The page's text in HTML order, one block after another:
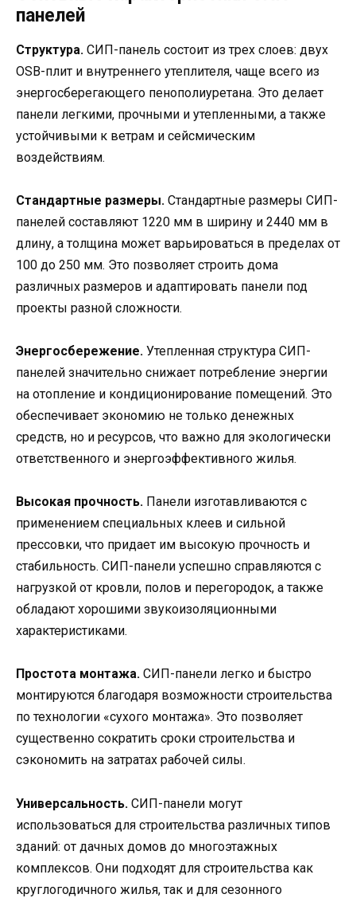
панелей
Структура. СИП-панель состоит из трех слоев: двух
OSB-плит и внутреннего утеплителя, чаще всего из
энергосберегающего пенополиуретана. Это делает
панели легкими, прочными и утепленными, а также
устойчивыми к ветрам и сейсмическим
воздействиям.
Стандартные размеры. Стандартные размеры СИП-
панелей составляют 1220 мм в ширину и 2440 мм в
длину, а толщина может варьироваться в пределах от
100 до 250 мм. Это позволяет строить дома
различных размеров и адаптировать панели под
проекты разной сложности.
Энергосбережение. Утепленная структура СИП-
панелей значительно снижает потребление энергии
на отопление и кондиционирование помещений. Это
обеспечивает экономию не только денежных
средств, но и ресурсов, что важно для экологически
ответственного и энергоэффективного жилья.
Высокая прочность. Панели изготавливаются с
применением специальных клеев и сильной
прессовки, что придает им высокую прочность и
стабильность. СИП-панели успешно справляются с
нагрузкой от кровли, полов и перегородок, а также
обладают хорошими звукоизоляционными
характеристиками.
Простота монтажа. СИП-панели легко и быстро
монтируются благодаря возможности строительства
по технологии «сухого монтажа». Это позволяет
существенно сократить сроки строительства и
сэкономить на затратах рабочей силы.
Универсальность. СИП-панели могут
использоваться для строительства различных типов
зданий: от дачных домов до многоэтажных
комплексов. Они подходят для строительства как
круглогодичного жилья, так и для сезонного